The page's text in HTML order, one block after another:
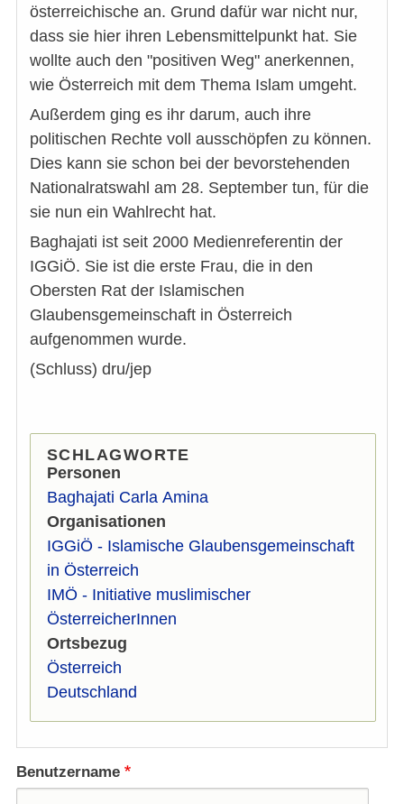
österreichische an. Grund dafür war nicht nur,
dass sie hier ihren Lebensmittelpunkt hat. Sie
wollte auch den "positiven Weg" anerkennen,
wie Österreich mit dem Thema Islam umgeht.
Außerdem ging es ihr darum, auch ihre
politischen Rechte voll ausschöpfen zu können.
Dies kann sie schon bei der bevorstehenden
Nationalratswahl am 28. September tun, für die
sie nun ein Wahlrecht hat.
Baghajati ist seit 2000 Medienreferentin der
IGGiÖ. Sie ist die erste Frau, die in den
Obersten Rat der Islamischen
Glaubensgemeinschaft in Österreich
aufgenommen wurde.
(Schluss) dru/jep
SCHLAGWORTE
Personen
Baghajati Carla Amina
Organisationen
IGGiÖ - Islamische Glaubensgemeinschaft
in Österreich
IMÖ - Initiative muslimischer
ÖsterreicherInnen
Ortsbezug
Österreich
Deutschland
Benutzername